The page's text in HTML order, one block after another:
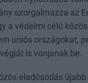
szorgalmazza az
a védelmi célú közös
uniós országokat,
is vonjanak be.
eladósodás